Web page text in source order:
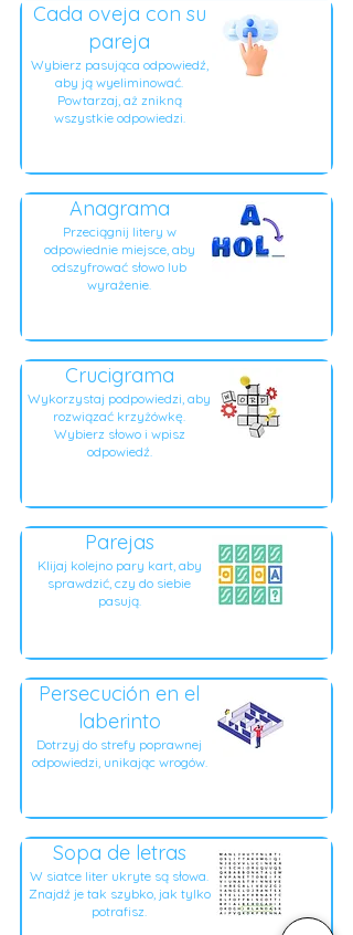
Cada oveja con su
pareja
Wybierz pasująca odpowiedź,
aby ją wyeliminować.
Powtarzaj, aż znikną
wszystkie odpowiedzi.
Anagrama
Przeciągnij litery w
odpowiednie miejsce, aby
odszyfrować słowo lub
wyrażenie.
Crucigrama
Wykorzystaj podpowiedzi, aby
rozwiązać krzyżówkę.
Wybierz słowo i wpisz
odpowiedź.
Parejas
Klijaj kolejno pary kart, aby
sprawdzić, czy do siebie
pasują.
Persecución en el
laberinto
Dotrzyj do strefy poprawnej
odpowiedzi, unikając wrogów.
Sopa de letras
W siatce liter ukryte są słowa.
Znajdź je tak szybko, jak tylko
potrafisz.